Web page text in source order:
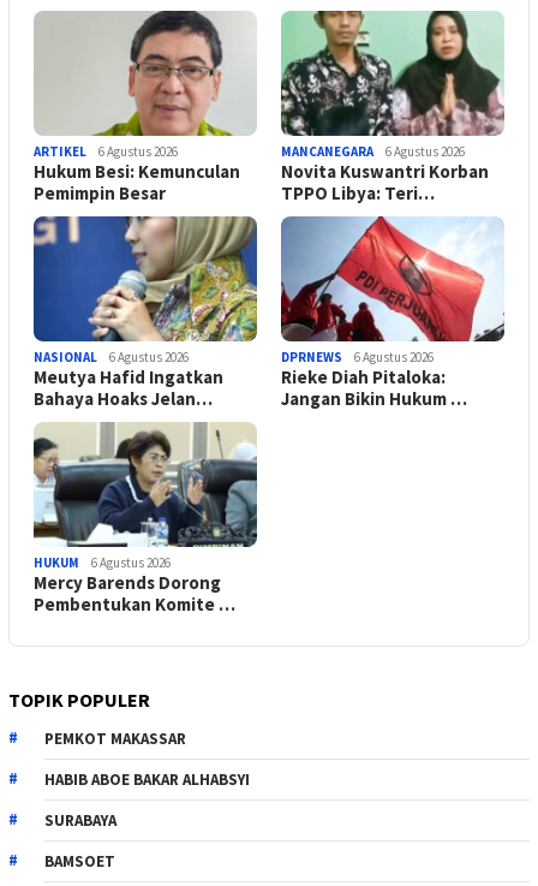
ARTIKEL 6 Agustus 2026
Hukum Besi: Kemunculan
Pemimpin Besar
MANCANEGARA 6 Agustus 2026
Novita Kuswantri Korban
TPPO Libya: Teri…
NASIONAL 6 Agustus 2026
Meutya Hafid Ingatkan
Bahaya Hoaks Jelan…
DPRNEWS 6 Agustus 2026
Rieke Diah Pitaloka:
Jangan Bikin Hukum …
HUKUM 6 Agustus 2026
Mercy Barends Dorong
Pembentukan Komite …
TOPIK POPULER
PEMKOT MAKASSAR
HABIB ABOE BAKAR ALHABSYI
SURABAYA
BAMSOET